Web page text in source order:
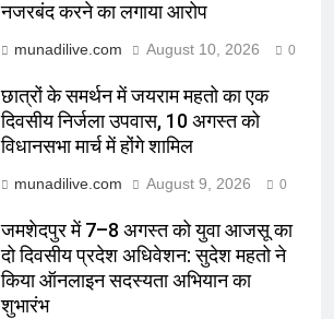
नजरबंद करने का लगाया आरोप
munadilive.com August 10, 2026 0
छात्रों के समर्थन में जयराम महतो का एक
दिवसीय निर्जला उपवास, 10 अगस्त को
विधानसभा मार्च में होंगे शामिल
munadilive.com August 9, 2026 0
जमशेदपुर में 7–8 अगस्त को युवा आजसू का
दो दिवसीय प्रदेश अधिवेशन: सुदेश महतो ने
किया ऑनलाइन सदस्यता अभियान का
शुभारंभ